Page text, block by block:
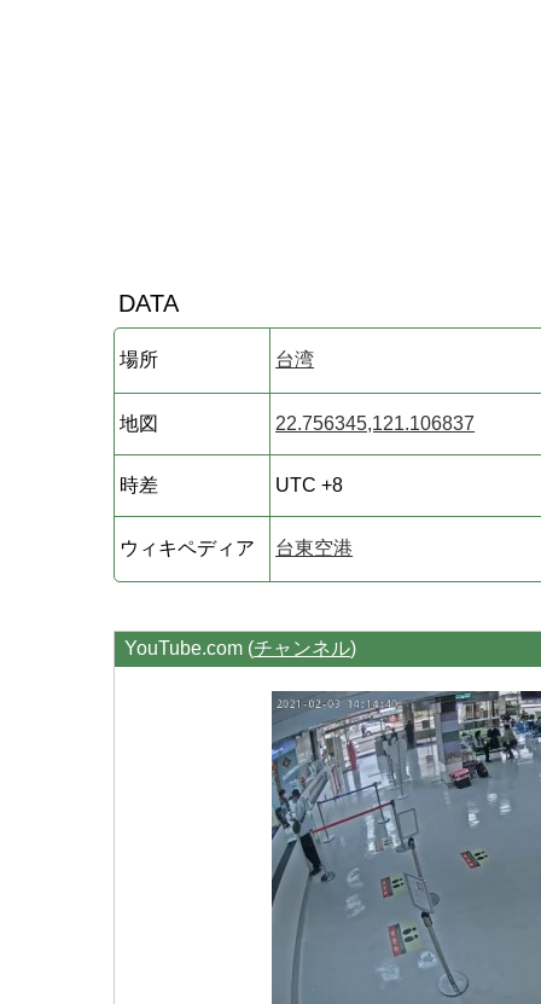
DATA
場所 台湾
地図 22.756345,121.106837
時差 UTC +8
ウィキペディア 台東空港
YouTube.com (チャンネル)